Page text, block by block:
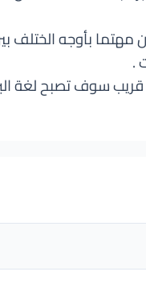
بأوجه الختلف
.
قريب سوف تصبح لغة